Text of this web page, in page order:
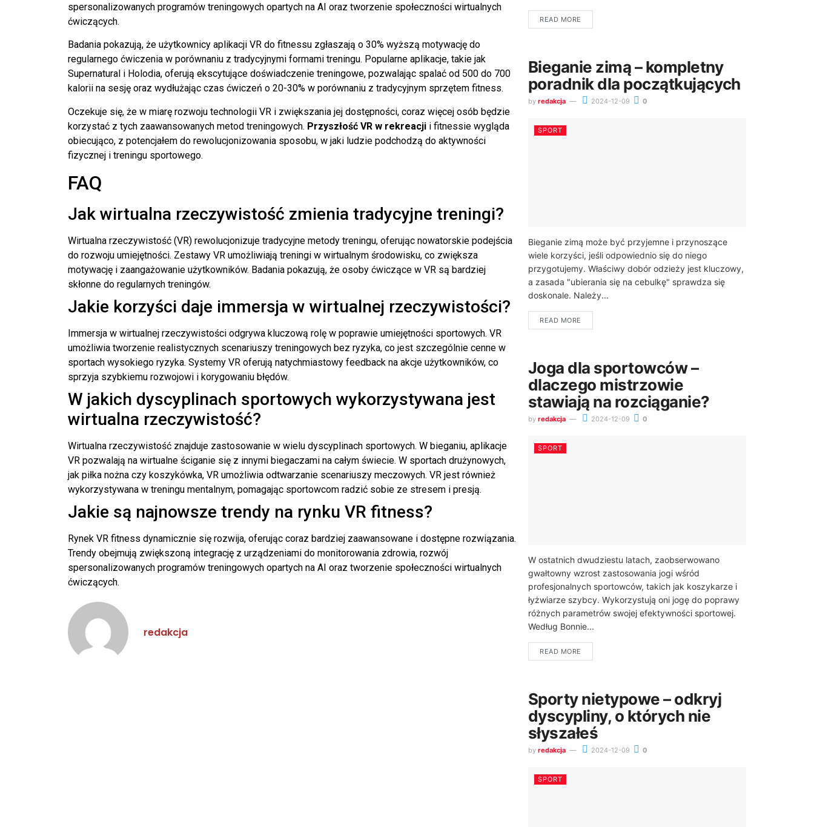
spersonalizowanych programów treningowych opartych na AI oraz tworzenie społeczności wirtualnych
ćwiczących.
Badania pokazują, że użytkownicy aplikacji VR do fitnessu zgłaszają o 30% wyższą motywację do
regularnego ćwiczenia w porównaniu z tradycyjnymi formami treningu. Popularne aplikacje, takie jak
Supernatural i Holodia, oferują ekscytujące doświadczenie treningowe, pozwalając spalać od 500 do 700
kalorii na sesję oraz wydłużając czas ćwiczeń o 20-30% w porównaniu z tradycyjnym sprzętem fitness.
Oczekuje się, że w miarę rozwoju technologii VR i zwiększania jej dostępności, coraz więcej osób będzie
korzystać z tych zaawansowanych metod treningowych. Przyszłość VR w rekreacji i fitnessie wygląda
obiecująco, z potencjałem do rewolucjonizowania sposobu, w jaki ludzie podchodzą do aktywności
fizycznej i treningu sportowego.
FAQ
Jak wirtualna rzeczywistość zmienia tradycyjne treningi?
Wirtualna rzeczywistość (VR) rewolucjonizuje tradycyjne metody treningu, oferując nowatorskie podejścia
do rozwoju umiejętności. Zestawy VR umożliwiają treningi w wirtualnym środowisku, co zwiększa
motywację i zaangażowanie użytkowników. Badania pokazują, że osoby ćwiczące w VR są bardziej
skłonne do regularnych treningów.
Jakie korzyści daje immersja w wirtualnej rzeczywistości?
Immersja w wirtualnej rzeczywistości odgrywa kluczową rolę w poprawie umiejętności sportowych. VR
umożliwia tworzenie realistycznych scenariuszy treningowych bez ryzyka, co jest szczególnie cenne w
sportach wysokiego ryzyka. Systemy VR oferują natychmiastowy feedback na akcje użytkowników, co
sprzyja szybkiemu rozwojowi i korygowaniu błędów.
W jakich dyscyplinach sportowych wykorzystywana jest
wirtualna rzeczywistość?
Wirtualna rzeczywistość znajduje zastosowanie w wielu dyscyplinach sportowych. W bieganiu, aplikacje
VR pozwalają na wirtualne ściganie się z innymi biegaczami na całym świecie. W sportach drużynowych,
jak piłka nożna czy koszykówka, VR umożliwia odtwarzanie scenariuszy meczowych. VR jest również
wykorzystywana w treningu mentalnym, pomagając sportowcom radzić sobie ze stresem i presją.
Jakie są najnowsze trendy na rynku VR fitness?
Rynek VR fitness dynamicznie się rozwija, oferując coraz bardziej zaawansowane i dostępne rozwiązania.
Trendy obejmują zwiększoną integrację z urządzeniami do monitorowania zdrowia, rozwój
spersonalizowanych programów treningowych opartych na AI oraz tworzenie społeczności wirtualnych
ćwiczących.
redakcja
READ MORE
Bieganie zimą – kompletny
poradnik dla początkujących
by redakcja 2024-12-09 0
SPORT
Bieganie zimą może być przyjemne i przynoszące
wiele korzyści, jeśli odpowiednio się do niego
przygotujemy. Właściwy dobór odzieży jest kluczowy,
a zasada "ubierania się na cebulkę" sprawdza się
doskonale. Należy...
READ MORE
Joga dla sportowców –
dlaczego mistrzowie
stawiają na rozciąganie?
by redakcja 2024-12-09 0
SPORT
W ostatnich dwudziestu latach, zaobserwowano
gwałtowny wzrost zastosowania jogi wśród
profesjonalnych sportowców, takich jak koszykarze i
łyżwiarze szybcy. Wykorzystują oni jogę do poprawy
różnych parametrów swojej efektywności sportowej.
Według Bonnie...
READ MORE
Sporty nietypowe – odkryj
dyscypliny, o których nie
słyszałeś
by redakcja 2024-12-09 0
SPORT